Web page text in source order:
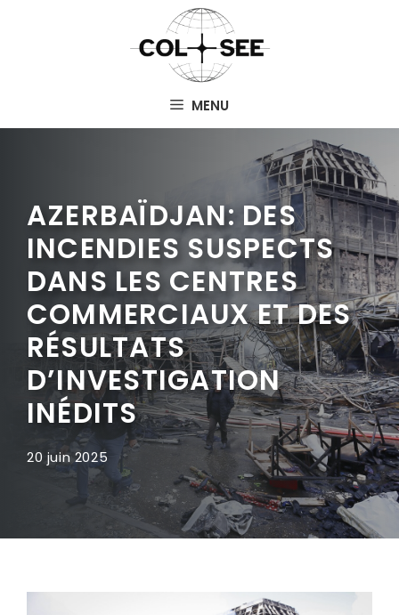
MENU
AZERBAÏDJAN: DES
INCENDIES SUSPECTS
DANS LES CENTRES
COMMERCIAUX ET DES
RÉSULTATS
D’INVESTIGATION
INÉDITS
20 juin 2025